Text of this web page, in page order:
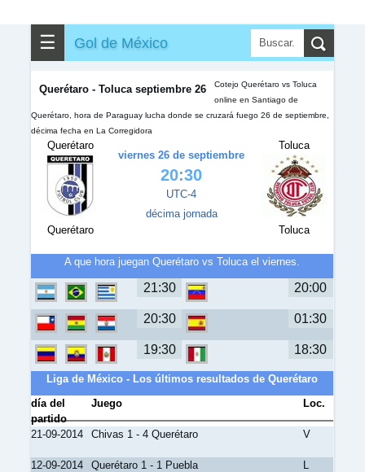
☰ Gol de México
Querétaro - Toluca septiembre 26
Cotejo Querétaro vs Toluca
online en Santiago de
Querétaro, hora de Paraguay lucha donde se cruzará fuego 26 de septiembre,
décima fecha en La Corregidora
Querétaro
Querétaro
viernes 26 de septiembre
20:30
UTC-4
décima jornada
Toluca
Toluca
A que hora juegan Querétaro vs Toluca el viernes.
21:30 20:00
20:30 01:30
19:30 18:30
Liga de México - Los últimos resultados de Querétaro
día del
partido
Juego Loc.
21-09-2014 Chivas 1 - 4 Querétaro V
12-09-2014 Querétaro 1 - 1 Puebla L